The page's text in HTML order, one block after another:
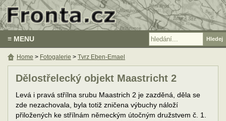
≡ MENU
Dělostřelecký objekt Maastricht 2
Levá i pravá střílna srubu Maastrich 2 je zazděná, děla se
zde nezachovala, byla totiž zničena výbuchy náloží
přiložených ke střílnám německým útočným družstvem č. 1.
Home > Fotogalerie > Tvrz Eben-Emael